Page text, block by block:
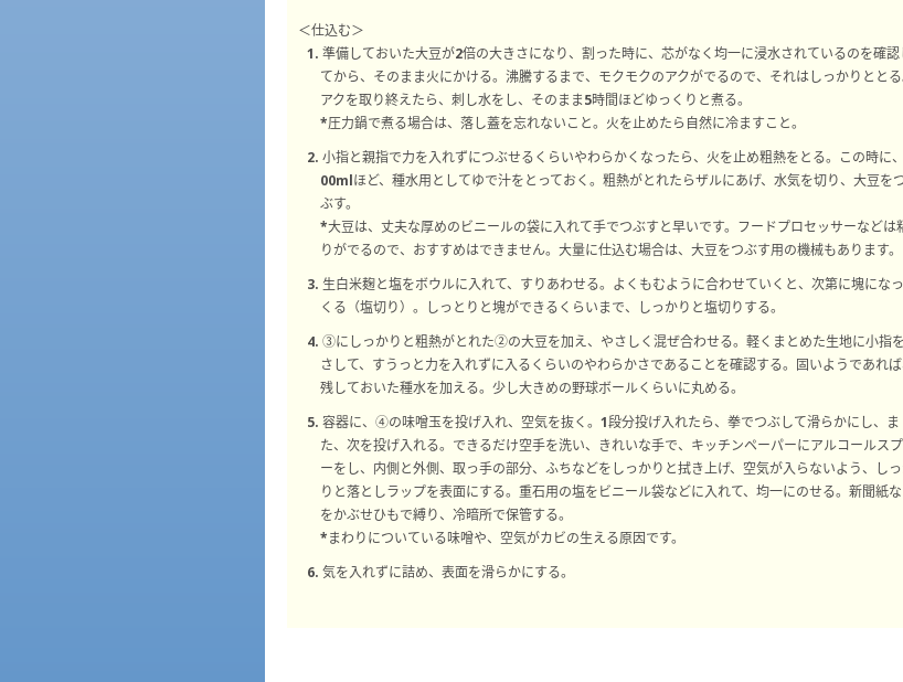
＜仕込む＞
1. 準備しておいた大豆が2倍の大きさになり、割った時に、芯がなく均一に浸水されているのを確認
てから、そのまま火にかける。沸騰するまで、モクモクのアクがでるので、それはしっかりととる
アクを取り終えたら、刺し水をし、そのまま5時間ほどゆっくりと煮る。
*圧力鍋で煮る場合は、落し蓋を忘れないこと。火を止めたら自然に冷ますこと。
2. 小指と親指で力を入れずにつぶせるくらいやわらかくなったら、火を止め粗熱をとる。この時に
00mlほど、種水用としてゆで汁をとっておく。粗熱がとれたらザルにあげ、水気を切り、大豆を
ぶす。
*大豆は、丈夫な厚めのビニールの袋に入れて手でつぶすと早いです。フードプロセッサーなどは
りがでるので、おすすめはできません。大量に仕込む場合は、大豆をつぶす用の機械もあります。
3. 生白米麹と塩をボウルに入れて、すりあわせる。よくもむように合わせていくと、次第に塊にな
くる（塩切り）。しっとりと塊ができるくらいまで、しっかりと塩切りする。
4. ③にしっかりと粗熱がとれた②の大豆を加え、やさしく混ぜ合わせる。軽くまとめた生地に小指を
さして、すうっと力を入れずに入るくらいのやわらかさであることを確認する。固いようであれば
残しておいた種水を加える。少し大きめの野球ボールくらいに丸める。
5. 容器に、④の味噌玉を投げ入れ、空気を抜く。1段分投げ入れたら、拳でつぶして滑らかにし、ま
た、次を投げ入れる。できるだけ空手を洗い、きれいな手で、キッチンペーパーにアルコールス
ーをし、内側と外側、取っ手の部分、ふちなどをしっかりと拭き上げ、空気が入らないよう、し
りと落としラップを表面にする。重石用の塩をビニール袋などに入れて、均一にのせる。新聞紙
をかぶせひもで縛り、冷暗所で保管する。
*まわりについている味噌や、空気がカビの生える原因です。
6. 気を入れずに詰め、表面を滑らかにする。